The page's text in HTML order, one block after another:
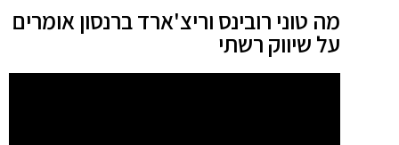
מה טוני רובינס וריצ'ארד ברנסון אומרים
על שיווק רשתי